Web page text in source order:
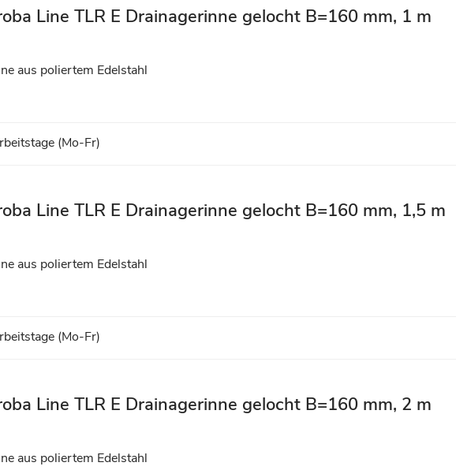
Line TLR E Drainagerinne gelocht B=160 mm, 1 m
(Mo-Fr)
aus poliertem Edelstahl
Line TLR E Drainagerinne gelocht B=160 mm, 1,5 m
(Mo-Fr)
aus poliertem Edelstahl
Line TLR E Drainagerinne gelocht B=160 mm, 2 m
aus poliertem Edelstahl